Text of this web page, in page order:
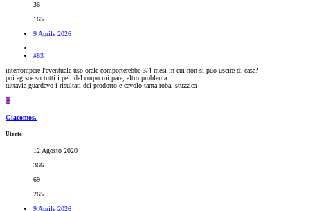
36
165
9 Aprile 2026
#83
interrompere l'eventuale uso orale comporterebbe 3/4 mesi in cui non si puo uscire di casa?
poi agisce su tutti i peli del corpo mi pare, altro problema..
tuttavia guardavo i risultati del prodotto e cavolo tanta roba, stuzzica
G
Giacomos.
Utente
12 Agosto 2020
366
69
265
9 Aprile 2026